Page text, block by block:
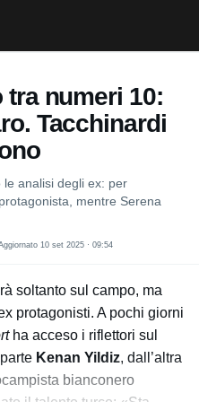
tra numeri 10:
Tacchinardi
le analisi degli ex: per
mentre Serena
10 set 2025 · 09:54
soltanto sul campo, ma
protagonisti. A pochi giorni
ha acceso i riflettori sul
Kenan Yildiz, dall’altra
bianconero